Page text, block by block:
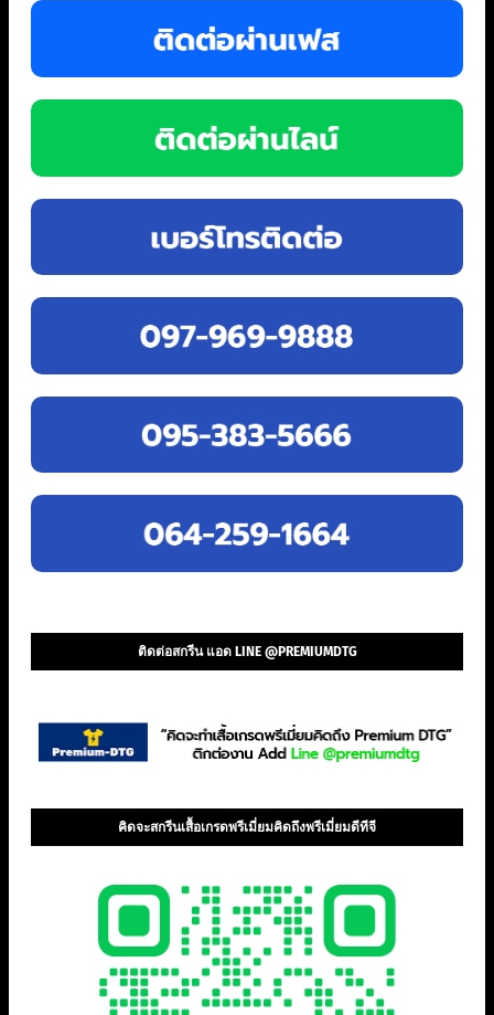
ติดต่อสกรีน แอด LINE @PREMIUMDTG
คิดจะสกรีนเสื้อเกรดพรีเมี่ยมคิดถึงพรีเมี่ยมดีทีจี